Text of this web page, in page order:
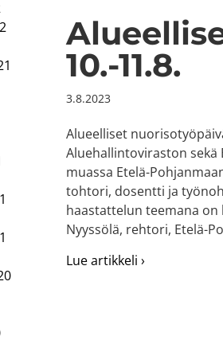
10.-11.8.
3.8.2023
Alueelliset
Aluehallintoviraston
muassa Etelä-
tohtori, dosentti ja
haastattelun teemana on
Nyyssölä, rehtori, Etelä-
Lue artikkeli ›